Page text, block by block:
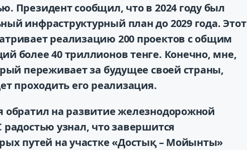
Президент сообщил, что в 2024 году был
инфраструктурный план до 2029 года. Этот
реализацию 200 проектов с общим
более 40 триллионов тенге. Конечно, мне,
переживает за будущее своей страны,
проходить его реализация.
обратил на развитие железнодорожной
узнал, что завершится
путей на участке «Достық – Мойынты»